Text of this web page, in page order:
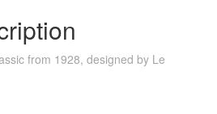
from 1928, designed by Le